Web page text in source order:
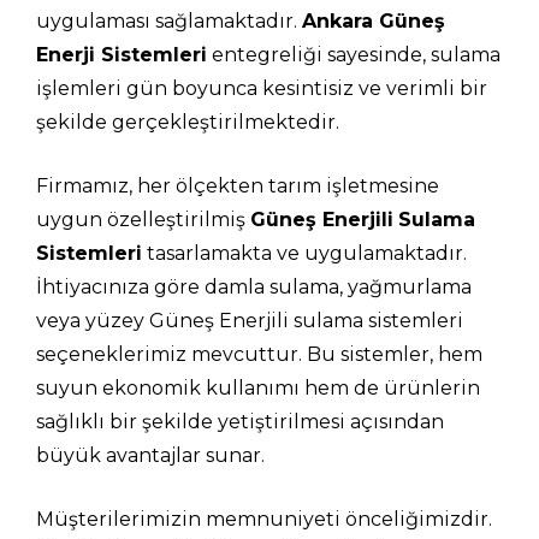
uygulaması sağlamaktadır. Ankara Güneş
Enerji Sistemleri entegreliği sayesinde, sulama
işlemleri gün boyunca kesintisiz ve verimli bir
şekilde gerçekleştirilmektedir.
Firmamız, her ölçekten tarım işletmesine
uygun özelleştirilmiş Güneş Enerjili Sulama
Sistemleri tasarlamakta ve uygulamaktadır.
İhtiyacınıza göre damla sulama, yağmurlama
veya yüzey Güneş Enerjili sulama sistemleri
seçeneklerimiz mevcuttur. Bu sistemler, hem
suyun ekonomik kullanımı hem de ürünlerin
sağlıklı bir şekilde yetiştirilmesi açısından
büyük avantajlar sunar.
Müşterilerimizin memnuniyeti önceliğimizdir.